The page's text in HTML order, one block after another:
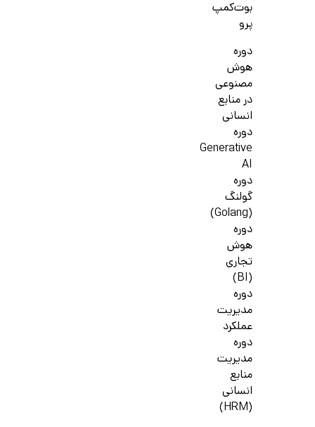
بوت‌کمپ
پرو
دوره
هوش
مصنوعی
در منابع
انسانی
دوره
Generative
AI
دوره
گولنگ
(Golang)
دوره
هوش
تجاری
(BI)
دوره
مدیریت
عملکرد
دوره
مدیریت
منابع
انسانی
(HRM)